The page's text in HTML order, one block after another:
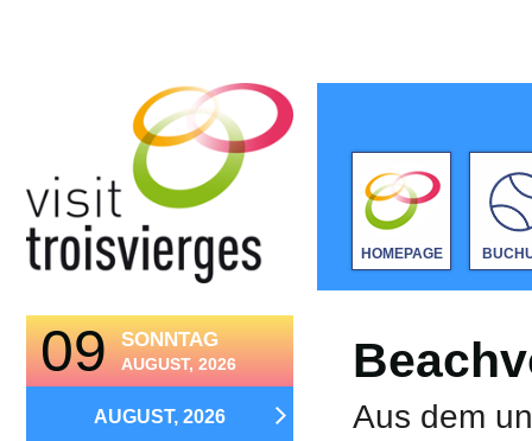
09 SONNTAG
AUGUST, 2026
AUGUST, 2026
HOMEPAGE
Aus dem